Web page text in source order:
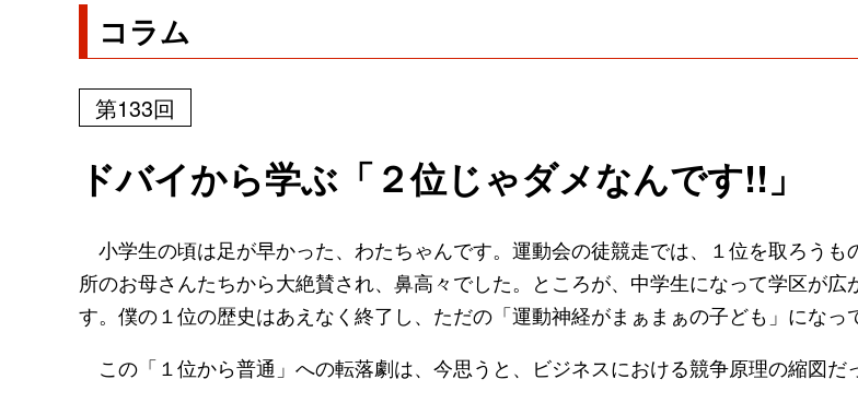
コラム
第133回
ドバイから学ぶ「２位じゃダメなんです!!」
小学生の頃は足が早かった、わたちゃんです。運動会の徒競走では、１位を取ろうも
所のお母さんたちから大絶賛され、鼻高々でした。ところが、中学生になって学区が広
す。僕の１位の歴史はあえなく終了し、ただの「運動神経がまぁまぁの子ども」になっ
この「１位から普通」への転落劇は、今思うと、ビジネスにおける競争原理の縮図だ